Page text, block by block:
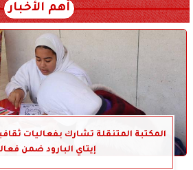
أهم الأخبار
المكتبة المتنقلة تشارك بفعاليات
إيتاي البارود ضمن